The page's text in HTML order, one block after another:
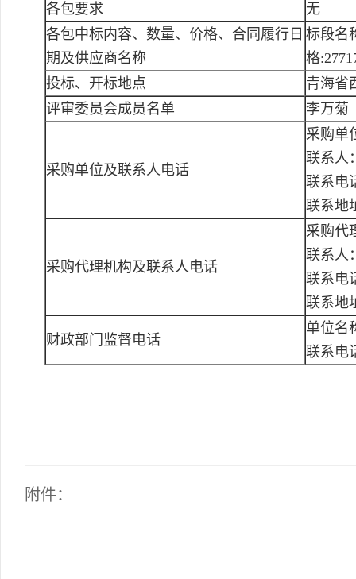
各包要求
无
各包中标内容、数量、价格、合同履行日
期及供应商名称
标段名
格
投标、开标地点
青海省
评审委员会成员名单
李万菊
采购单位及联系人电话
采购单
联系人
联系电
联系地
采购代理机构及联系人电话
采购代
联系人
联系电
联系地
财政部门监督电话
单位名
联系电
附件：